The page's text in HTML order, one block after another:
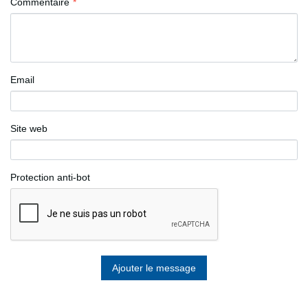
Email
Site web
Protection anti-bot